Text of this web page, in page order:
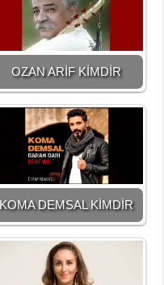
OZAN ARİF KİMDİR
KOMA DEMSAL KİMDİR